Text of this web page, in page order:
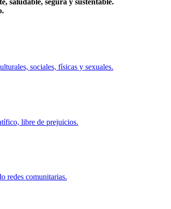
saludable, segura y sustentable.
sociales, físicas y sexuales.
libre de prejuicios.
redes comunitarias.